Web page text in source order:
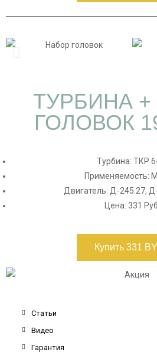
ТУРБИНА
ГОЛОВОК
Турбина: ТКР
Применяемость:
Двигатель: Д-245.27,
Цена: 331
Купить 331
Статьи
Видео
Гарантия